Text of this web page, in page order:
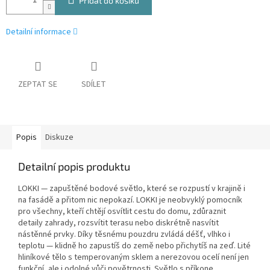
Detailní informace
ZEPTAT SE SDÍLET
Popis Diskuze
Detailní popis produktu
LOKKI — zapuštěné bodové světlo, které se rozpustí v krajině i
na fasádě a přitom nic nepokazí. LOKKI je neobvyklý pomocník
pro všechny, kteří chtějí osvítlit cestu do domu, zdůraznit
detaily zahrady, rozsvítit terasu nebo diskrétně nasvítit
nástěnné prvky. Díky těsnému pouzdru zvládá déšť, vlhko i
teplotu — klidně ho zapustíš do země nebo přichytíš na zeď. Lité
hliníkové tělo s temperovaným sklem a nerezovou ocelí není jen